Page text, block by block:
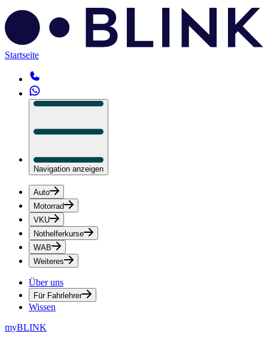
Startseite
Navigation anzeigen
Auto
Motorrad
VKU
Nothelferkurse
WAB
Weiteres
Über uns
Für Fahrlehrer
Wissen
myBLINK